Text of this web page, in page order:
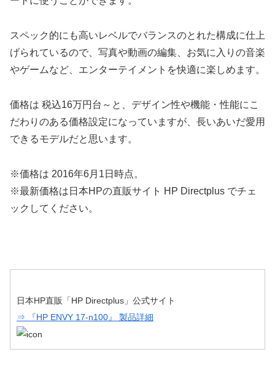
スペック的にも高いレベルでバランスのとれた構成に仕上
げられているので、写真や動画の編集、お気に入りの音楽
やゲームなど、エンターテイメントを快適に楽しめます。
価格は 税込16万円台～と、デザイン性や機能・性能にこ
だわりのある価格設定になっていますが、長いあいだ愛用
できるモデルだと思います。
※価格は 2016年6月1日時点。
※最新価格は日本HPの直販サイト HP Directplus でチェ
ックしてください。
日本HP直販「HP Directplus」公式サイト
⇒ 『HP ENVY 17-n100』 製品詳細